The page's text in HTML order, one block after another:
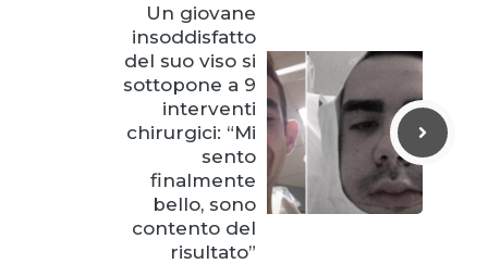
Un giovane
insoddisfatto
del suo viso si
sottopone a 9
interventi
chirurgici: “Mi
sento
finalmente
bello, sono
contento del
risultato”